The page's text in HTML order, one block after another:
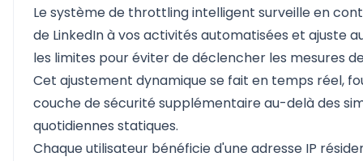
Le système de throttling intelligent surveille en
de LinkedIn à vos activités automatisées et ajuste
les limites pour éviter de déclencher les mesures
Cet ajustement dynamique se fait en temps réel,
couche de sécurité supplémentaire au-delà des
quotidiennes statiques.
Chaque utilisateur bénéficie d'une adresse IP